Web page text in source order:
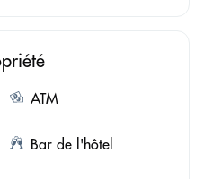
ATM
Bar de l'hôtel